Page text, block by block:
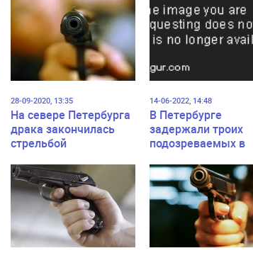
28-09-2020, 13:35
На севере Петербурга
драка закончилась
стрельбой
14-06-2022, 14:48
В Петербурге
задержали троих
подозреваемых в